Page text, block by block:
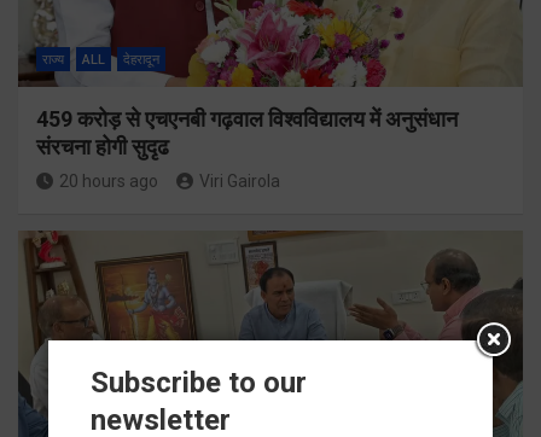
राज्य ALL देहरादून
459 करोड़ से एचएनबी गढ़वाल विश्वविद्यालय में अनुसंधान
संरचना होगी सुदृढ
20 hours ago Viri Gairola
Subscribe to our
newsletter